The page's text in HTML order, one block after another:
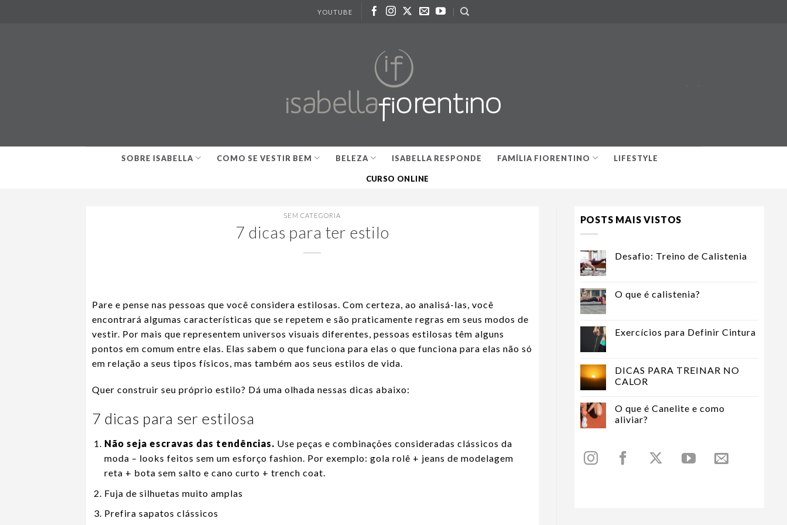
YOUTUBE
SOBRE ISABELLA COMO SE VESTIR BEM BELEZA ISABELLA RESPONDE FAMÍLIA FIORENTINO LIFESTYLE
CURSO ONLINE
SEM CATEGORIA
7 dicas para ter estilo
Pare e pense nas pessoas que você considera estilosas. Com certeza, ao analisá-las, você
encontrará algumas características que se repetem e são praticamente regras em seus modos de
vestir. Por mais que representem universos visuais diferentes, pessoas estilosas têm alguns
pontos em comum entre elas. Elas sabem o que funciona para elas o que funciona para elas não só
em relação a seus tipos físicos, mas também aos seus estilos de vida.
Quer construir seu próprio estilo? Dá uma olhada nessas dicas abaixo:
7 dicas para ser estilosa
Não seja escravas das tendências. Use peças e combinações consideradas clássicos da
moda – looks feitos sem um esforço fashion. Por exemplo: gola rolê + jeans de modelagem
reta + bota sem salto e cano curto + trench coat.
Fuja de silhuetas muito amplas
Prefira sapatos clássicos
POSTS MAIS VISTOS
Desafio: Treino de Calistenia
O que é calistenia?
Exercícios para Definir Cintura
DICAS PARA TREINAR NO
CALOR
O que é Canelite e como
aliviar?